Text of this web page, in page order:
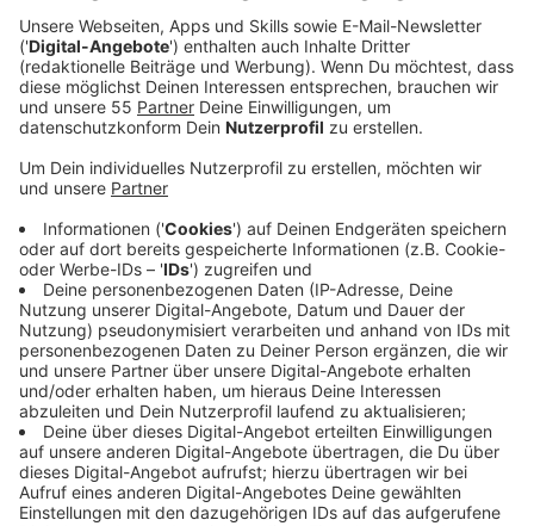
Veröffentlicht:Freitag, 16.09.2022 14:15
Anzeige
Reporter Thorsten Ortmann ist auf Tour durch
wo heute schon die Energie der Zukunft produziert
wird. Zum Beispiel das größte Solarkraftwerk
Deutschlands bei Berlin, oder eine große Offshore-
Windanlage in der Nordsee oder die größten Biogas-
und Wasserstoffanlagen in Deutschland. Dort kann
man heute schon sehen, wie unser Weg aus der
Klimakrise und vor allem aus den hohen Preisen
aussehen kann.
Anzeige